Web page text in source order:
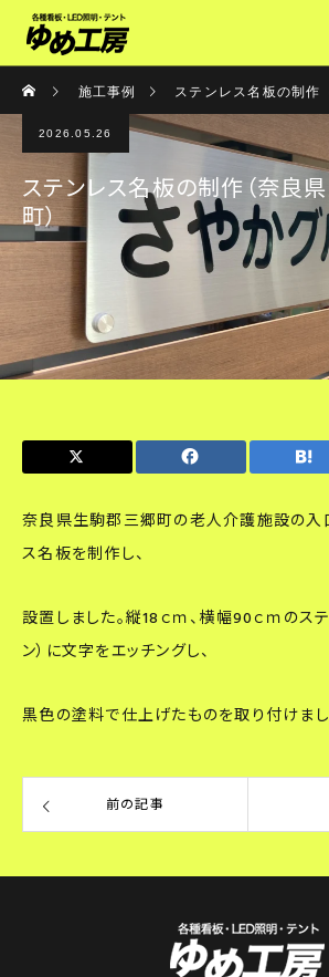
施工事例 ステンレス名板の制作（
2026.05.26
ステンレス名板の制作（奈良
町）
奈良県生駒郡三郷町の老人介護施設の入
ス名板を制作し、
設置しました。縦18ｃｍ、横幅90ｃｍのス
ン）に文字をエッチングし、
黒色の塗料で仕上げたものを取り付けまし
前の記事